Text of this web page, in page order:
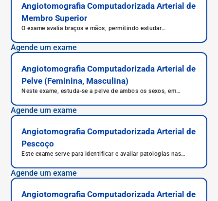
Angiotomografia Computadorizada Arterial de
Membro Superior
O exame avalia braços e mãos, permitindo estudar
Agende um exame
Angiotomografia Computadorizada Arterial de
Pelve (Feminina, Masculina)
Neste exame, estuda-se a pelve de ambos os sexos, em
reprodutores.
Agende um exame
Angiotomografia Computadorizada Arterial de
Pescoço
Este exame serve para identificar e avaliar patologias nas
Agende um exame
Angiotomografia Computadorizada Arterial de